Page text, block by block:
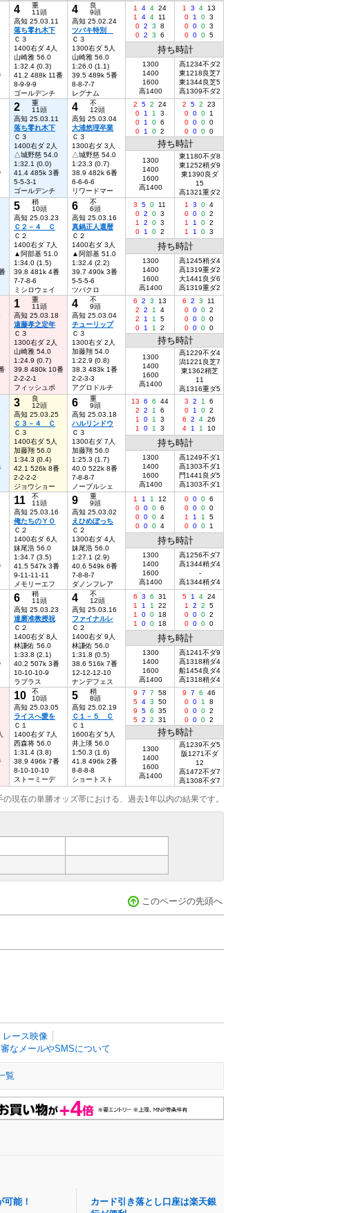
4
重
11頭
高知 25.03.11
落ち零れ木下
Ｃ３
1400右ダ 4人
山崎雅 56.0
1:32.4 (0.3)
41.2 488k 11番
8-9-9-9
ゴールデンチ
4
良
9頭
高知 25.02.24
ツバキ特別
Ｃ３
1300右ダ 5人
山崎雅 56.0
1:26.0 (1.1)
39.5 489k 5番
8-8-7-7
レグナム
1 4 4 24
1
4 4
11
0 2 3
8
0 2 3 6
1 3 4
13
0
1 0 3
0 0 0 3
0 0 0 5
持ち時計
1300
1400
1600
高1400
高1234不ダ2
東1218良芝7
東1344良芝5
高1309不ダ2
2
重
11頭
高知 25.03.11
落ち零れ木下
Ｃ３
1400右ダ 2人
△城野慈 54.0
1:32.1 (0.0)
41.4 485k 3番
5-5-3-1
ゴールデンチ
4
不
12頭
高知 25.03.04
大浦悠理卒業
Ｃ３
1300右ダ 3人
△城野慈 54.0
1:23.3 (0.7)
38.9 482k 6番
6-6-6-6
リワードマー
2 5 2
24
0
1 1
3
0
1 0 6
0
1 0 2
2 5 2
23
0 0 0
1
0 0 0 0
0 0 0 0
持ち時計
1300
1400
1600
高1400
東1180不ダ8
東1252稍ダ9
東1390良ダ
15
高1321重ダ2
5
稍
10頭
高知 25.03.23
Ｃ２－４ Ｃ
Ｃ２
1400右ダ 7人
▲阿部基 51.0
1:34.0 (1.5)
39.8 481k 4番
7-7-8-6
ミシロウェイ
6
不
6頭
高知 25.03.16
真鍋正人還暦
Ｃ２
1400右ダ 3人
▲阿部基 51.0
1:32.4 (2.2)
39.7 490k 3番
5-5-5-6
ツバクロ
3 5 0
11
0 2 0 3
1
2 0 3
0
1 0 2
1 3 0 4
0 0 0 2
1
1 0 2
1
1 0 3
持ち時計
1300
1400
1600
高1400
高1245稍ダ4
高1319重ダ2
大1441良ダ6
高1319重ダ2
1
重
11頭
高知 25.03.18
遠藤孝之定年
Ｃ３
1300右ダ 2人
山崎雅 54.0
1:24.9 (0.7)
39.8 480k 10番
2-2-2-1
フィッシュポ
4
不
9頭
高知 25.03.04
チューリップ
Ｃ３
1300右ダ 2人
加藤翔 54.0
1:22.9 (0.8)
38.3 483k 1番
2-2-3-3
アグロドルチ
6 2 3
13
2
2 1
4
2
1 1
5
0
1 1 2
6 2 3
11
0 0 0 2
0 0 0 0
0 0 0 0
持ち時計
1300
1400
1600
高1400
高1229不ダ4
潟1221良芝7
東1362稍芝
11
高1316重ダ5
3
良
12頭
高知 25.03.25
Ｃ３－４ Ｃ
Ｃ３
1400右ダ 5人
加藤翔 56.0
1:34.3 (0.4)
42.1 526k 8番
2-2-2-2
ジョウショー
6
重
9頭
高知 25.03.18
ハルリンドウ
Ｃ３
1300右ダ 7人
加藤翔 56.0
1:25.3 (1.7)
40.0 522k 8番
7-8-8-7
ノーブルシェ
13 6 6
44
2
2 1
6
1
0 1
3
1
0 1 3
3 2 1
6
0
1 0 2
6
2 4 26
4
1 1 10
持ち時計
1300
1400
1600
高1400
高1249不ダ1
高1303不ダ1
門1441良ダ5
高1303不ダ1
11
不
11頭
高知 25.03.16
俺たちのＹＯ
Ｃ２
1400右ダ 6人
妹尾浩 56.0
1:34.7 (3.5)
41.5 547k 3番
9-11-11-11
メモリーエフ
9
重
9頭
高知 25.03.02
えひめぼっち
Ｃ２
1300右ダ 4人
妹尾浩 56.0
1:27.1 (2.9)
40.6 549k 6番
7-8-8-7
ダノンフレア
1 1 1
12
0 0 0 6
0 0 0 4
0 0 0 4
0 0 0 6
0 0 0 0
1
1 1
5
0 0 0 1
持ち時計
1300
1400
1600
高1400
高1256不ダ7
高1344稍ダ4
-
高1344稍ダ4
6
稍
11頭
高知 25.03.23
達磨准教授祝
Ｃ２
1400右ダ 8人
林謙佑 56.0
1:33.8 (2.1)
40.2 507k 3番
10-10-10-9
ラプラス
4
不
12頭
高知 25.03.16
ファイナルレ
Ｃ２
1400右ダ 9人
林謙佑 56.0
1:31.8 (0.5)
38.6 516k 7番
12-12-12-10
ナンデフェス
6 3 6
31
1
1 1
22
1
0 0
18
1
0 0 18
5 1 4 24
1
2 2
5
0 0 0 2
0 0 0 0
持ち時計
1300
1400
1600
高1400
高1241不ダ9
高1318稍ダ4
船1454良ダ4
高1318稍ダ4
10
不
10頭
高知 25.03.05
ライスへ愛を
Ｃ１
1400右ダ 7人
西森将 56.0
1:31.4 (3.8)
38.9 496k 7番
8-10-10-10
ストーミーデ
5
稍
8頭
高知 25.02.19
Ｃ１－５ Ｃ
Ｃ１
1600右ダ 5人
井上瑛 56.0
1:50.3 (1.6)
41.8 496k 2番
8-8-8-8
ショートスト
9 7 7
58
5 4 3
50
9
5 6
35
5 2 2 31
9 7 6
46
0 0 1
8
0 0 0 2
0 0 0 2
持ち時計
1300
1400
1600
高1400
高1239不ダ5
阪1271不ダ
12
高1472不ダ7
高1308不ダ7
現在の単勝オッズ帯における、過去1年以内の結果です。
このページの先頭へ
レース映像
なメールやSMSについて
覧
能！
カード引き落とし口座は楽天銀